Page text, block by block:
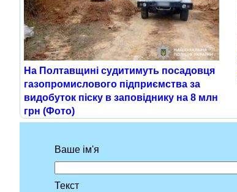
На Полтавщині судитимуть посадовця
газопромислового підприємства за
видобуток піску в заповіднику на 8 млн
грн (Фото)
Ваше ім'я
Текст